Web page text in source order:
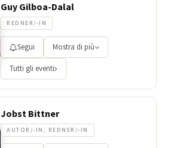
Guy Gilboa-Dalal
REDNER/-IN
Segui Mostra di più
Tutti gli eventi
Jobst Bittner
AUTOR/-IN, REDNER/-IN